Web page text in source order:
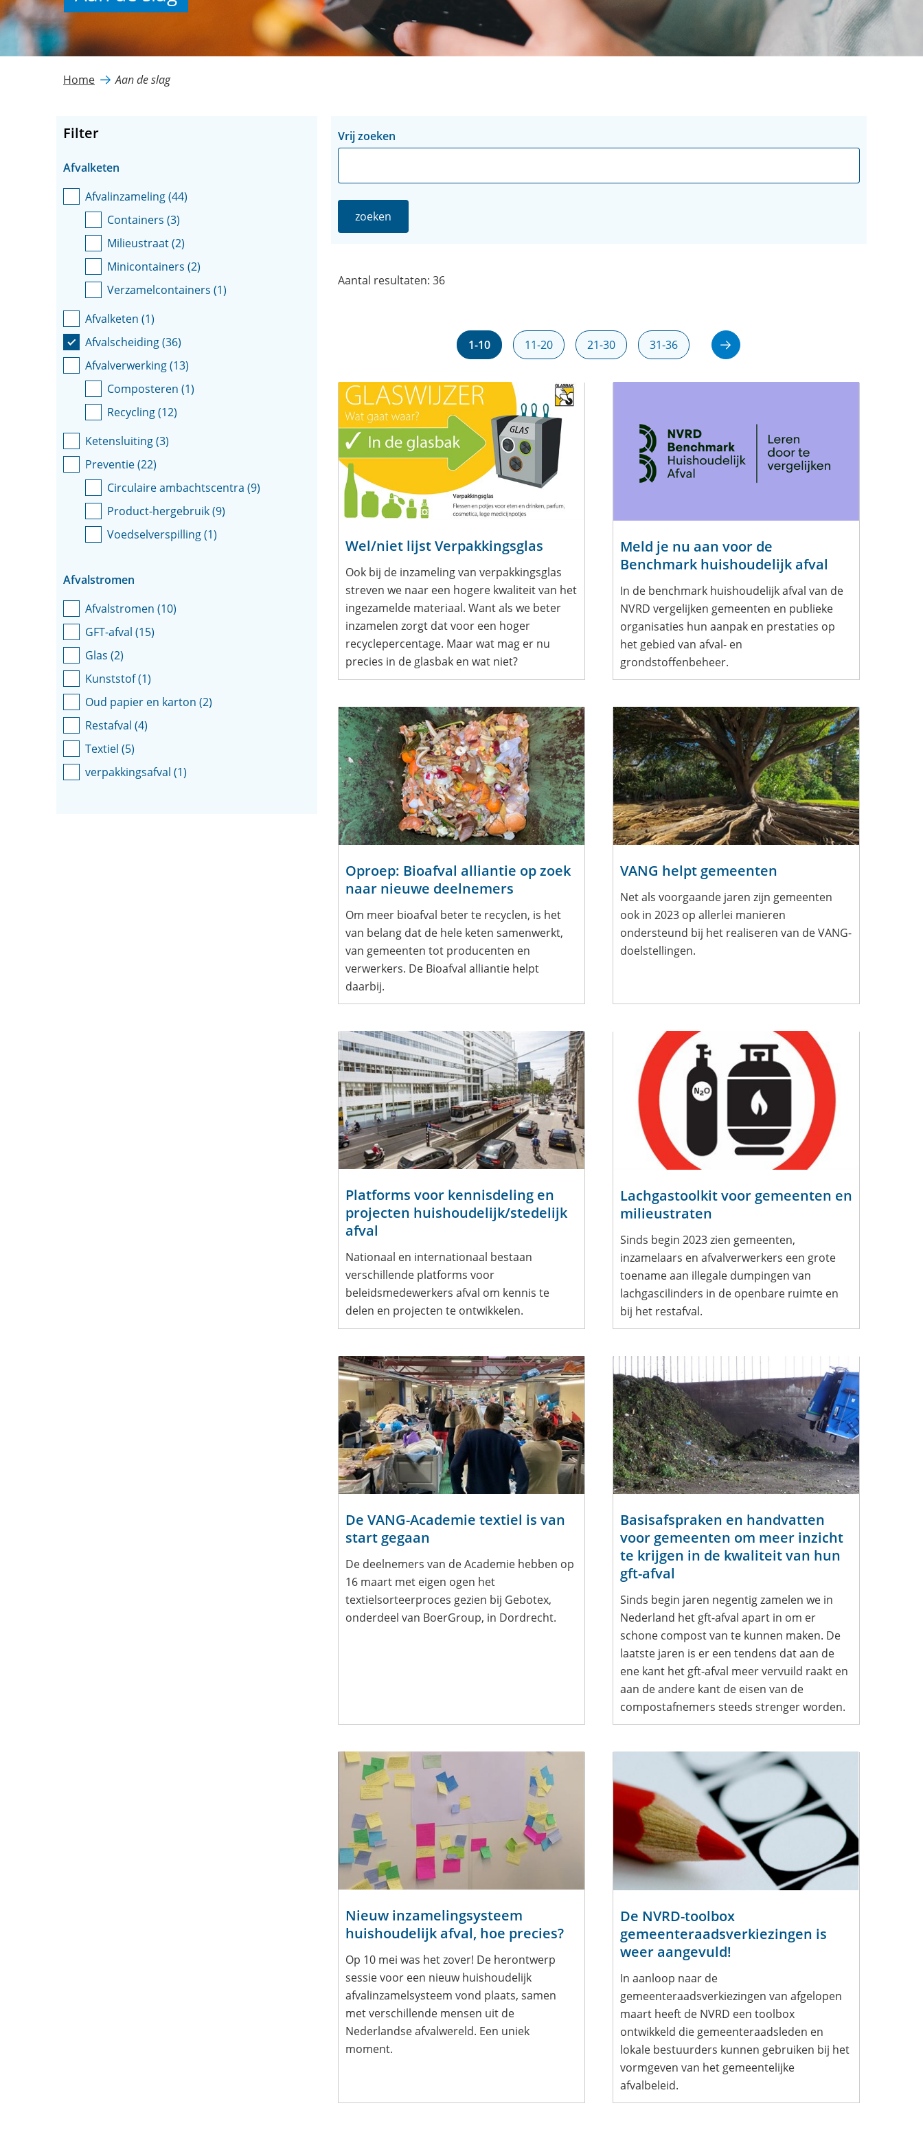
Home Aan de slag
Filter
Facetten
Afvalketen
Afvalinzameling(44)
Containers (3)
Milieustraat(2)
Minicontainers (2)
Verzamelcontainers (1)
Afvalketen (1)
Afvalscheiding(36)
Afvalverwerking(13)
Composteren (1)
Recycling(12)
Ketensluiting(3)
Preventie(22)
Circulaire ambachtscentra (9)
Product-hergebruik(9)
Voedselverspilling(1)
Afvalstromen
Afvalstromen (10)
GFT-afval (15)
Glas (2)
Kunststof(1)
Oud papier en karton (2)
Restafval (4)
Textiel (5)
verpakkingsafval (1)
Zoeken
in
Zoeken
binnen
Vrij zoeken
zoeken
Aantal resultaten: 36
1-10 11-20 21-30 31-36
Wel/niet lijst Verpakkingsglas
Ook bij de inzameling van verpakkingsglas
streven we naar een hogere kwaliteit van het
ingezamelde materiaal. Want als we beter
inzamelen zorgt dat voor een hoger
recyclepercentage. Maar wat mag er nu
precies in de glasbak en wat niet?
Meld je nu aan voor de
Benchmark huishoudelijk afval
In de benchmark huishoudelijk afval van de
NVRD vergelijken gemeenten en publieke
organisaties hun aanpak en prestaties op
het gebied van afval- en
grondstoffenbeheer.
Oproep: Bioafval alliantie op zoek
naar nieuwe deelnemers
Om meer bioafval beter te recyclen, is het
van belang dat de hele keten samenwerkt,
van gemeenten tot producenten en
verwerkers. De Bioafval alliantie helpt
daarbij.
VANG helpt gemeenten
Net als voorgaande jaren zijn gemeenten
ook in 2023 op allerlei manieren
ondersteund bij het realiseren van de VANG-
doelstellingen.
Platforms voor kennisdeling en
projecten huishoudelijk/stedelijk
afval
Nationaal en internationaal bestaan
verschillende platforms voor
beleidsmedewerkers afval om kennis te
delen en projecten te ontwikkelen.
Lachgastoolkit voor gemeenten en
milieustraten
Sinds begin 2023 zien gemeenten,
inzamelaars en afvalverwerkers een grote
toename aan illegale dumpingen van
lachgascilinders in de openbare ruimte en
bij het restafval.
De VANG-Academie textiel is van
start gegaan
De deelnemers van de Academie hebben op
16 maart met eigen ogen het
textielsorteerproces gezien bij Gebotex,
onderdeel van BoerGroup, in Dordrecht.
Basisafspraken en handvatten
voor gemeenten om meer inzicht
te krijgen in de kwaliteit van hun
gft-afval
Sinds begin jaren negentig zamelen we in
Nederland het gft-afval apart in om er
schone compost van te kunnen maken. De
laatste jaren is er een tendens dat aan de
ene kant het gft-afval meer vervuild raakt en
aan de andere kant de eisen van de
compostafnemers steeds strenger worden.
Nieuw inzamelingsysteem
huishoudelijk afval, hoe precies?
Op 10 mei was het zover! De herontwerp
sessie voor een nieuw huishoudelijk
afvalinzamelsysteem vond plaats, samen
met verschillende mensen uit de
Nederlandse afvalwereld. Een uniek
moment.
De NVRD-toolbox
gemeenteraadsverkiezingen is
weer aangevuld!
In aanloop naar de
gemeenteraadsverkiezingen van afgelopen
maart heeft de NVRD een toolbox
ontwikkeld die gemeenteraadsleden en
lokale bestuurders kunnen gebruiken bij het
vormgeven van het gemeentelijke
afvalbeleid.